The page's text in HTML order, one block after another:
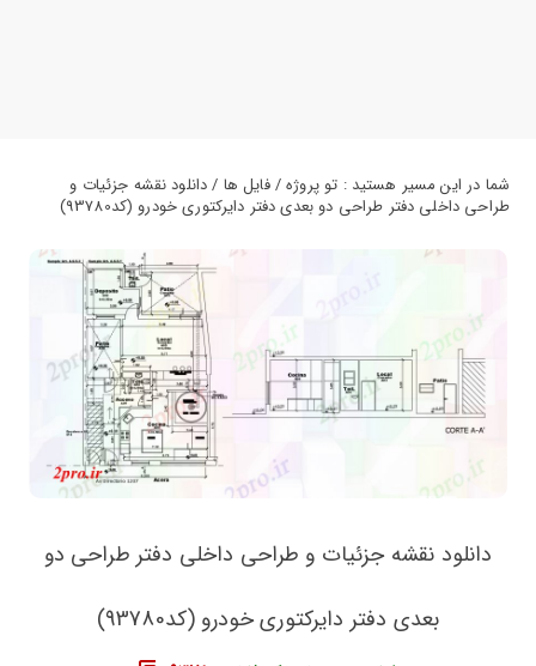
شما در این مسیر هستید : تو پروژه / فایل ها / دانلود نقشه جزئیات و
طراحی داخلی دفتر طراحی دو بعدی دفتر دایرکتوری خودرو (کد93780)
دانلود نقشه جزئیات و طراحی داخلی دفتر طراحی دو
بعدی دفتر دایرکتوری خودرو (کد93780)